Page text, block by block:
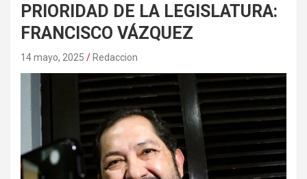
PRIORIDAD DE LA LEGISLATURA:
FRANCISCO VÁZQUEZ
14 mayo, 2025 Redaccion